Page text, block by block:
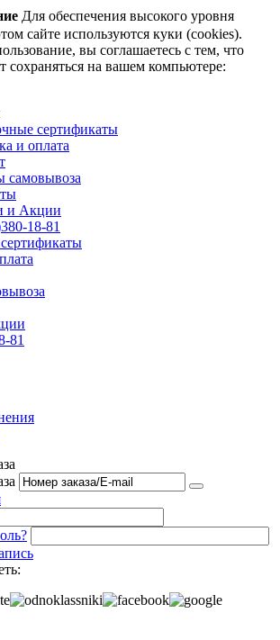
Для обеспечения высокого уровня
сайте используются куки (cookies).
вы соглашаетесь с тем, что
сохраняться на вашем компьютере:
сертификаты
и оплата
самовывоза
и Акции
18-81
81